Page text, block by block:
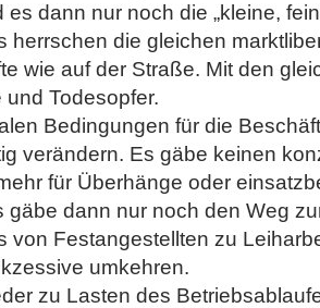
es dann nur noch die „kleine,
herrschen die gleichen
wie auf der Straße. Mit den
und Todesopfer.
Bedingungen für die
verändern. Es gäbe keinen
für Überhänge oder
gäbe dann nur noch den Weg
von Festangestellten zu
umkehren.
zu Lasten des